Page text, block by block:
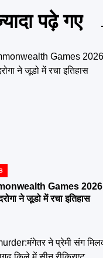
पढ़े गए
Games 2026
ने जूडो में रचा इतिहास